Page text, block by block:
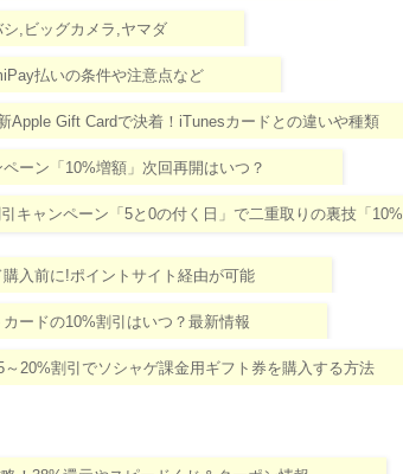
,ビッグカメラ,ヤマダ
払いの条件や注意点など
Apple Gift Cardで決着！iTunesカードとの違いや種類
ーン「10%増額」次回再開はいつ？
キャンペーン「5と0の付く日」で二重取りの裏技「10%
入前に!ポイントサイト経由が可能
ードの10%割引はいつ？最新情報
20%割引でソシャゲ課金用ギフト券を購入する方法